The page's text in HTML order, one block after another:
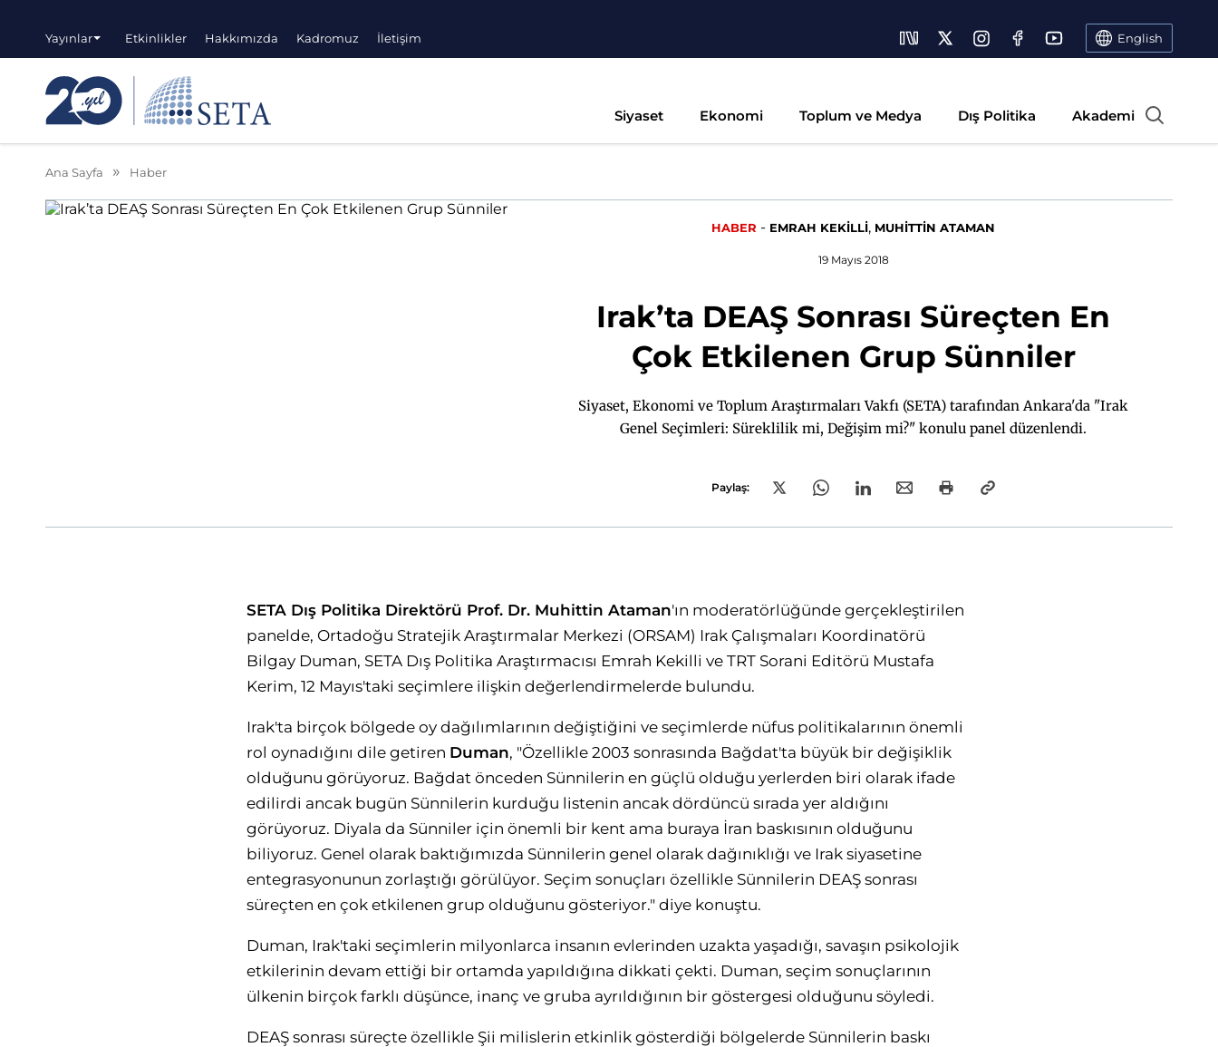
Yayınlar Etkinlikler Hakkımızda Kadromuz İletişim English
Siyaset Ekonomi Toplum ve Medya Dış Politika Akademi
Ana Sayfa Haber
HABER - EMRAH KEKİLLİ, MUHİTTİN ATAMAN
19 Mayıs 2018
Irak’ta DEAŞ Sonrası Süreçten En
Çok Etkilenen Grup Sünniler
Siyaset, Ekonomi ve Toplum Araştırmaları Vakfı (SETA) tarafından Ankara'da "Irak
Genel Seçimleri: Süreklilik mi, Değişim mi?" konulu panel düzenlendi.
Paylaş:
SETA Dış Politika Direktörü Prof. Dr. Muhittin Ataman'ın moderatörlüğünde gerçekleştirilen
panelde, Ortadoğu Stratejik Araştırmalar Merkezi (ORSAM) Irak Çalışmaları Koordinatörü
Bilgay Duman, SETA Dış Politika Araştırmacısı Emrah Kekilli ve TRT Sorani Editörü Mustafa
Kerim, 12 Mayıs'taki seçimlere ilişkin değerlendirmelerde bulundu.
Irak'ta birçok bölgede oy dağılımlarının değiştiğini ve seçimlerde nüfus politikalarının önemli
rol oynadığını dile getiren Duman, "Özellikle 2003 sonrasında Bağdat'ta büyük bir değişiklik
olduğunu görüyoruz. Bağdat önceden Sünnilerin en güçlü olduğu yerlerden biri olarak ifade
edilirdi ancak bugün Sünnilerin kurduğu listenin ancak dördüncü sırada yer aldığını
görüyoruz. Diyala da Sünniler için önemli bir kent ama buraya İran baskısının olduğunu
biliyoruz. Genel olarak baktığımızda Sünnilerin genel olarak dağınıklığı ve Irak siyasetine
entegrasyonunun zorlaştığı görülüyor. Seçim sonuçları özellikle Sünnilerin DEAŞ sonrası
süreçten en çok etkilenen grup olduğunu gösteriyor." diye konuştu.
Duman, Irak'taki seçimlerin milyonlarca insanın evlerinden uzakta yaşadığı, savaşın psikolojik
etkilerinin devam ettiği bir ortamda yapıldığına dikkati çekti. Duman, seçim sonuçlarının
ülkenin birçok farklı düşünce, inanç ve gruba ayrıldığının bir göstergesi olduğunu söyledi.
DEAŞ sonrası süreçte özellikle Şii milislerin etkinlik gösterdiği bölgelerde Sünnilerin baskı